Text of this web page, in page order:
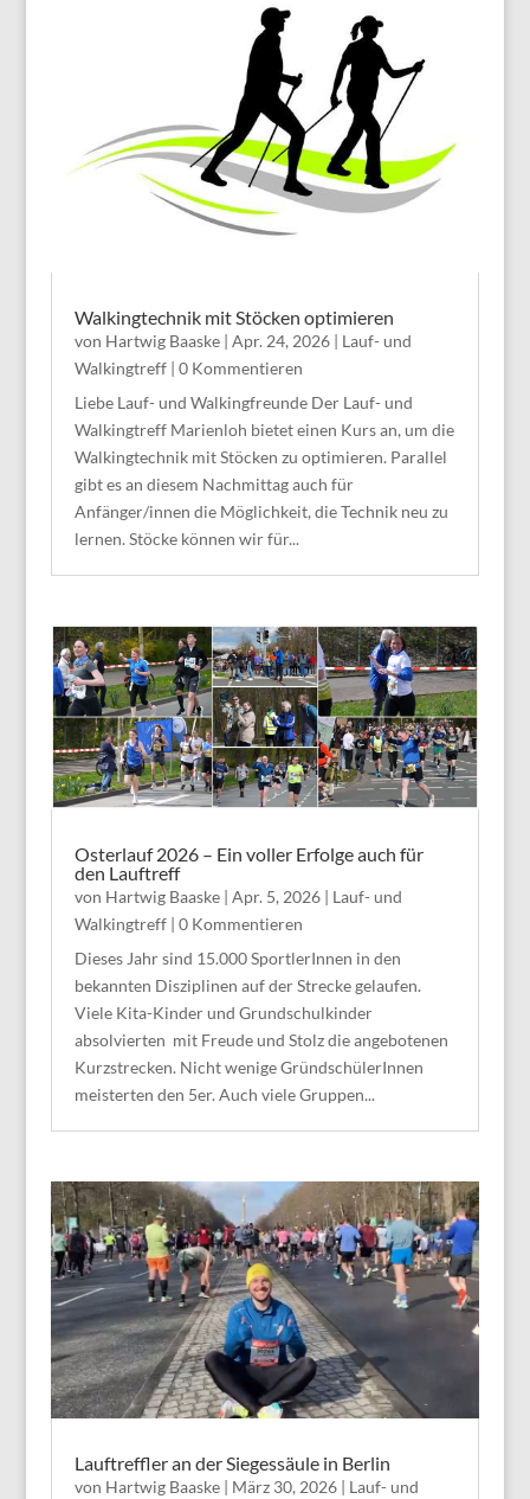
Walkingtechnik mit Stöcken optimieren
von Hartwig Baaske| Apr. 24, 2026| Lauf- und
Walkingtreff| 0 Kommentieren
Liebe Lauf- und Walkingfreunde Der Lauf- und
Walkingtreff Marienloh bietet einen Kurs an, um die
Walkingtechnik mit Stöcken zu optimieren. Parallel
gibt es an diesem Nachmittag auch für
Anfänger/innen die Möglichkeit, die Technik neu zu
lernen. Stöcke können wir für...
Osterlauf 2026 – Ein voller Erfolge auch für
den Lauftreff
von Hartwig Baaske| Apr. 5, 2026| Lauf- und
Walkingtreff| 0 Kommentieren
Dieses Jahr sind 15.000 SportlerInnen in den
bekannten Disziplinen auf der Strecke gelaufen.
Viele Kita-Kinder und Grundschulkinder
absolvierten mit Freude und Stolz die angebotenen
Kurzstrecken. Nicht wenige GründschülerInnen
meisterten den 5er. Auch viele Gruppen...
Lauftreffler an der Siegessäule in Berlin
von Hartwig Baaske| März 30, 2026| Lauf- und